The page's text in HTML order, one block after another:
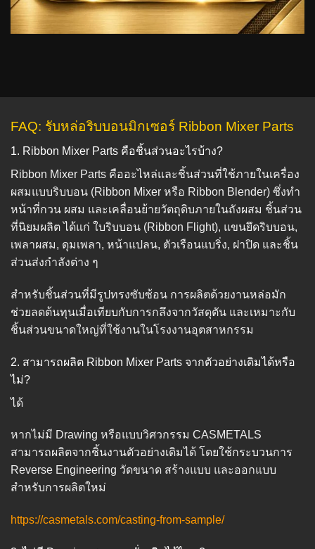
FAQ: รับหล่อริบบอนมิกเซอร์ Ribbon Mixer Parts
1. Ribbon Mixer Parts คือชิ้นส่วนอะไรบ้าง?
Ribbon Mixer Parts คืออะไหล่และชิ้นส่วนที่ใช้ภายในเครื่อง
ผสมแบบริบบอน (Ribbon Mixer หรือ Ribbon Blender) ซึ่งทำ
หน้าที่กวน ผสม และเคลื่อนย้ายวัตถุดิบภายในถังผสม ชิ้นส่วน
ที่นิยมผลิต ได้แก่ ใบริบบอน (Ribbon Flight), แขนยึดริบบอน,
เพลาผสม, ดุมเพลา, หน้าแปลน, ตัวเรือนแบริ่ง, ฝาปิด และชิ้น
ส่วนส่งกำลังต่าง ๆ
สำหรับชิ้นส่วนที่มีรูปทรงซับซ้อน การผลิตด้วยงานหล่อมัก
ช่วยลดต้นทุนเมื่อเทียบกับการกลึงจากวัสดุตัน และเหมาะกับ
ชิ้นส่วนขนาดใหญ่ที่ใช้งานในโรงงานอุตสาหกรรม
2. สามารถผลิต Ribbon Mixer Parts จากตัวอย่างเดิมได้หรือ
ไม่?
ได้
หากไม่มี Drawing หรือแบบวิศวกรรม CASMETALS
สามารถผลิตจากชิ้นงานตัวอย่างเดิมได้ โดยใช้กระบวนการ
Reverse Engineering วัดขนาด สร้างแบบ และออกแบบ
สำหรับการผลิตใหม่
https://casmetals.com/casting-from-sample/